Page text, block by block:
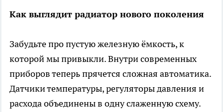
Как выглядит радиатор нового поколения
Забудьте про пустую железную ёмкость, к
которой мы привыкли. Внутри современных
приборов теперь прячется сложная автоматика.
Датчики температуры, регуляторы давления и
расхода объединены в одну слаженную схему.